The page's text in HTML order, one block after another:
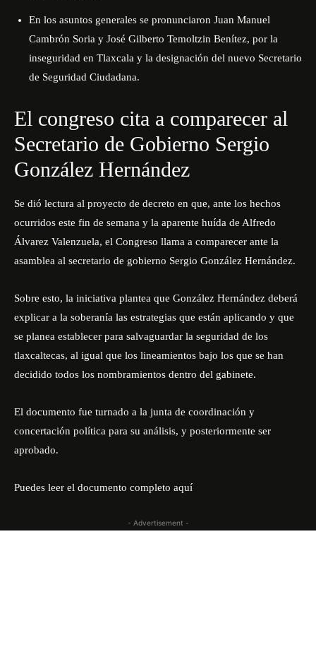
En los asuntos generales se pronunciaron Juan Manuel
Cambrón Soria y José Gilberto Temoltzin Benítez, por la
inseguridad en Tlaxcala y la designación del nuevo Secretario
de Seguridad Ciudadana.
El congreso cita a comparecer al
Secretario de Gobierno Sergio
González Hernández
Se dió lectura al proyecto de decreto en que, ante los hechos
ocurridos este fin de semana y la aparente huída de Alfredo
Álvarez Valenzuela, el Congreso llama a comparecer ante la
asamblea al secretario de gobierno Sergio González Hernández.
Sobre esto, la iniciativa plantea que González Hernández deberá
explicar a la soberanía las estrategias que están aplicando y que
se planea establecer para salvaguardar la seguridad de los
tlaxcaltecas, al igual que los lineamientos bajo los que se han
decidido todos los nombramientos dentro del gabinete.
El documento fue turnado a la junta de coordinación y
concertación política para su análisis, y posteriormente ser
aprobado.
Puedes leer el documento completo aquí
- Advertisement -